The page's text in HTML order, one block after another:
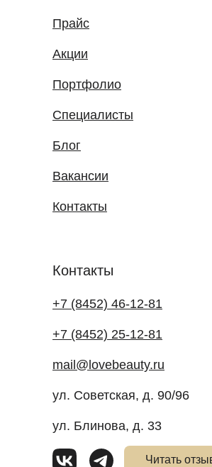
Прайс
Специалисты
Блог
Контакты
Вакансии
Акции
Портфолио
Контакты
+7 (8452) 46-12-81
+7 (8452) 25-12-81
mail@lovebeauty.ru
ул. Блинова, д. 33
ул. Советская, д. 90/96
Читать